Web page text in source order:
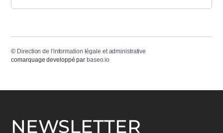
© Direction de l'information légale et administrative
comarquage developpé par baseo.io
NEWSLETTER